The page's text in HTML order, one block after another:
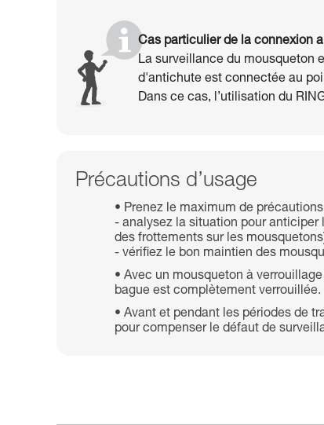
Cas particulier de la connexion
La surveillance du mousqueton
d'antichute est connectée au
Dans ce cas, l’utilisation du
Précautions d’usage
Prenez le maximum de
- analysez la situation pour anticiper
des frottements sur les
- vérifiez le bon maintien des
Avec un mousqueton à
bague est complètement verrouillée.
Avant et pendant les périodes de
pour compenser le défaut de